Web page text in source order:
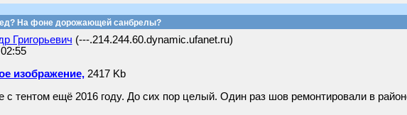
На фоне дорожающей санбрелы?
Григорьевич (---.214.244.60.dynamic.ufanet.ru)
изображение,2417 Kb
с тентом ещё 2016 году. До сих пор целый. Один раз шов ремонтировали в